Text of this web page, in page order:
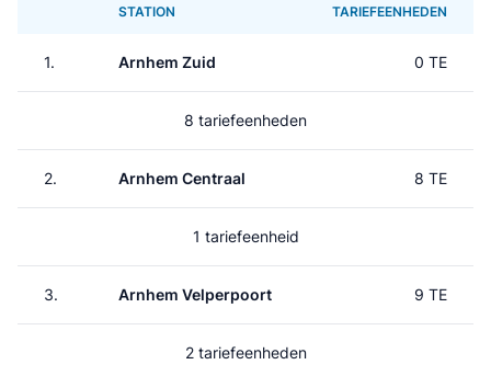
STATION TARIEFEENHEDEN
1. Arnhem Zuid 0 TE
8 tariefeenheden
2. Arnhem Centraal 8 TE
1 tariefeenheid
3. Arnhem Velperpoort 9 TE
2 tariefeenheden